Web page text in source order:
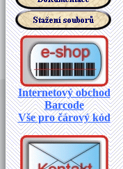
Internetový obchod
Barcode
Vše pro čárový kód